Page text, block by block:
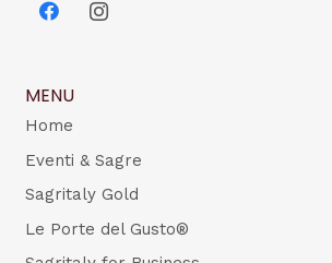
MENU
Home
Eventi & Sagre
Sagritaly Gold
Le Porte del Gusto®